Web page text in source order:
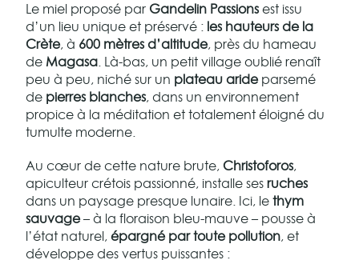
Le miel proposé par Gandelin Passions est issu
d’un lieu unique et préservé : les hauteurs de la
Crète, à 600 mètres d’altitude, près du hameau
de Magasa. Là-bas, un petit village oublié renaît
peu à peu, niché sur un plateau arideparsemé
de pierres blanches, dans un environnement
propice à la méditation et totalement éloigné du
tumulte moderne.
Au cœur de cette nature brute, Christoforos,
apiculteur crétois passionné, installe sesruches
dans un paysage presque lunaire. Ici, lethym
sauvage– à la floraison bleu-mauve – pousse à
l’état naturel,épargné par toute pollution, et
développe des vertus puissantes :